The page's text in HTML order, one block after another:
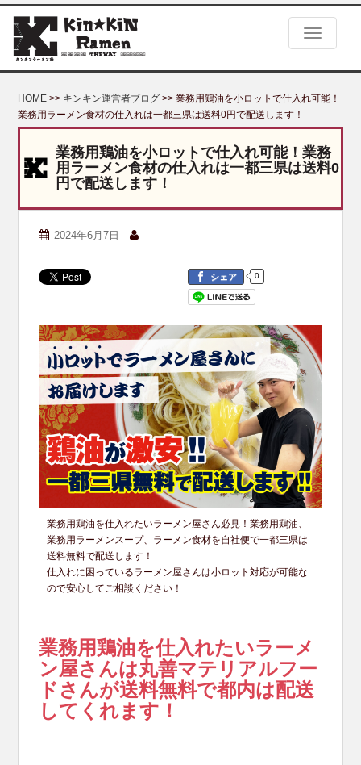
t
HOME>> キンキン運営者ブログ>> 業務用鶏油を小ロットで仕入れ可能！
業務用ラーメン食材の仕入れは一都三県は送料0円で配送します！
業務用鶏油を小ロットで仕入れ可能！業務
用ラーメン食材の仕入れは一都三県は送料0
円で配送します！
2024年6月7日
シェア 0
業務用鶏油を仕入れたいラーメン屋さん必見！業務用鶏油、
業務用ラーメンスープ、ラーメン食材を自社便で一都三県は
送料無料で配送します！
仕入れに困っているラーメン屋さんは小ロット対応が可能な
ので安心してご相談ください！
業務用鶏油を仕入れたいラーメ
ン屋さんは丸善マテリアルフー
ドさんが送料無料で都内は配送
してくれます！